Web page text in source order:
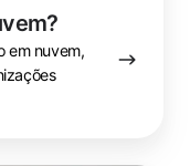
em nuvem,